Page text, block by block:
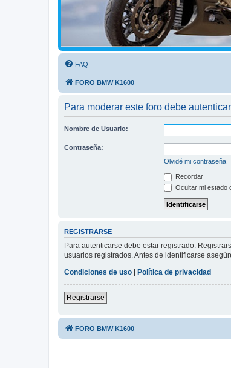
FAQ
FORO BMW K1600
Para moderar este foro debe
Nombre de Usuario:
Contraseña:
Olvidé mi contraseña
Recordar
Ocultar mi estado
REGISTRARSE
Para autenticarse debe estar registrado.
usuarios registrados. Antes de identificarse
Condiciones de uso | Política de privacidad
Registrarse
FORO BMW K1600